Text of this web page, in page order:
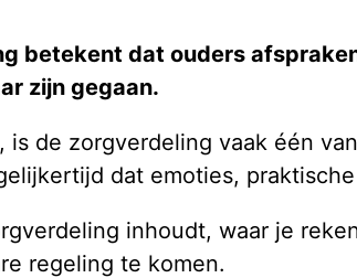
betekent dat ouders
zijn gegaan.
is de zorgverdeling vaak één
dat emoties,
inhoudt, waar je
regeling te komen.